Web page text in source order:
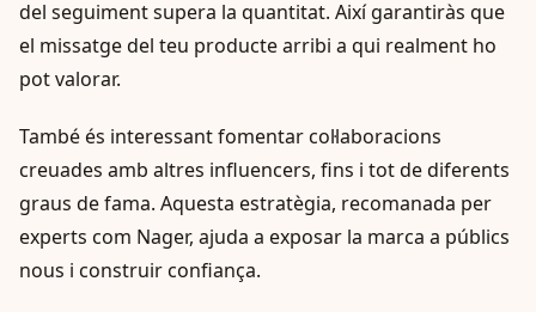
del seguiment supera la quantitat. Així garantiràs que
el missatge del teu producte arribi a qui realment ho
pot valorar.
També és interessant fomentar col·laboracions
creuades amb altres influencers, fins i tot de diferents
graus de fama. Aquesta estratègia, recomanada per
experts com Nager, ajuda a exposar la marca a públics
nous i construir confiança.